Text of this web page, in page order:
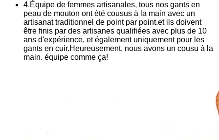
4.Équipe de femmes artisanales, tous nos gants en
peau de mouton ont été cousus à la main avec un
artisanat traditionnel de point par point.et ils doivent
être finis par des artisanes qualifiées avec plus de 10
ans d'expérience, et également uniquement pour les
gants en cuir.Heureusement, nous avons un cousu à la
main. équipe comme ça!